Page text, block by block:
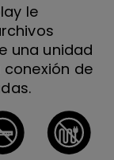
le
una unidad
conexión de